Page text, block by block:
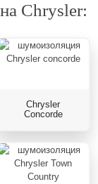
Chrysler:
Chrysler
Concorde